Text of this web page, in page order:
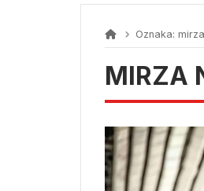
Oznaka:
MIRZA